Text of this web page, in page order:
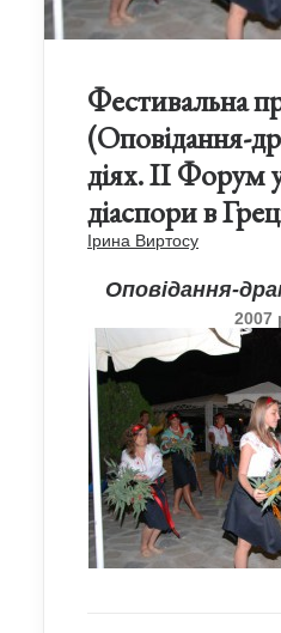
Фестивальна
(Оповідання-
діях. ІІ Форум
діаспори в
Ірина Виртосу
Оповідання-
2007